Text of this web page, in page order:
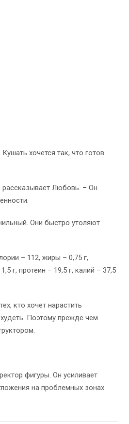
хочется так, что готов
Любовь. – Он
Они быстро утоляют
– 112, жиры – 0,75 г,
г, протеин – 19,5 г, калий – 37,5
кто хочет нарастить
Поэтому прежде чем
фигуры. Он усиливает
на проблемных зонах